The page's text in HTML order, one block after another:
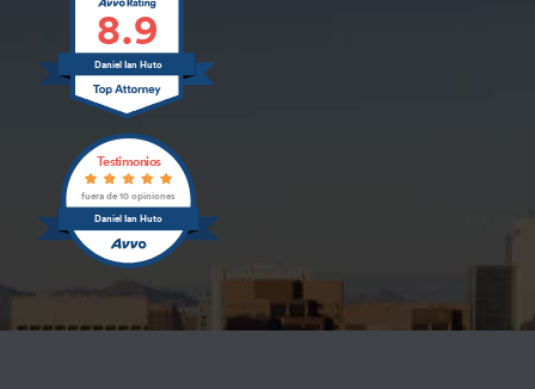
8.9
Daniel Ian Huto
Daniel Ian Huto
Testimonios
fuera de 10 opiniones